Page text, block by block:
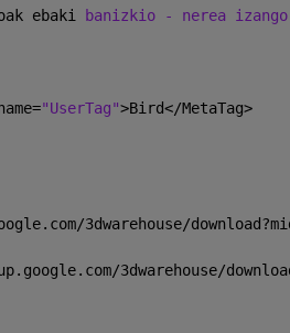
ebaki banizkio - nerea izango
"UserTag">Bird</MetaTag>
3dwarehouse/
3dwarehouse/